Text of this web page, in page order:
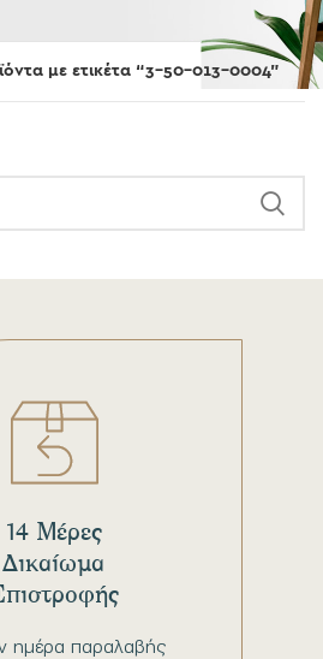
με ετικέτα “3-50-013-0004”
ημέρα παραλαβής
14 Μέρες
Δικαίωμα